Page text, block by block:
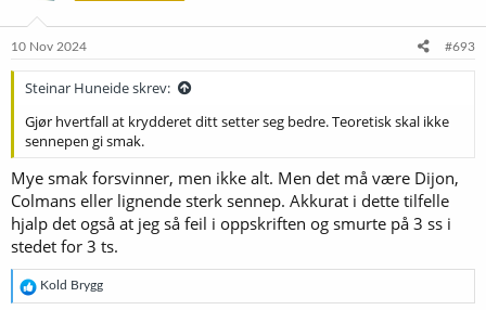
e
10 Nov 2024 #693
Steinar Huneide skrev:
Gjør hvertfall at krydderet ditt setter seg bedre. Teoretisk skal ikke
sennepen gi smak.
Mye smak forsvinner, men ikke alt. Men det må være Dijon,
Colmans eller lignende sterk sennep. Akkurat i dette tilfelle
hjalp det også at jeg så feil i oppskriften og smurte på 3 ss i
stedet for 3 ts.
R
e
Kold Brygg